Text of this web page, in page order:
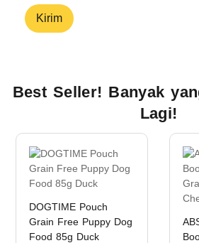
Best Seller! Banyak
Lagi!
DOGTIME Pouch
Grain Free Puppy Dog
Food 85g Duck